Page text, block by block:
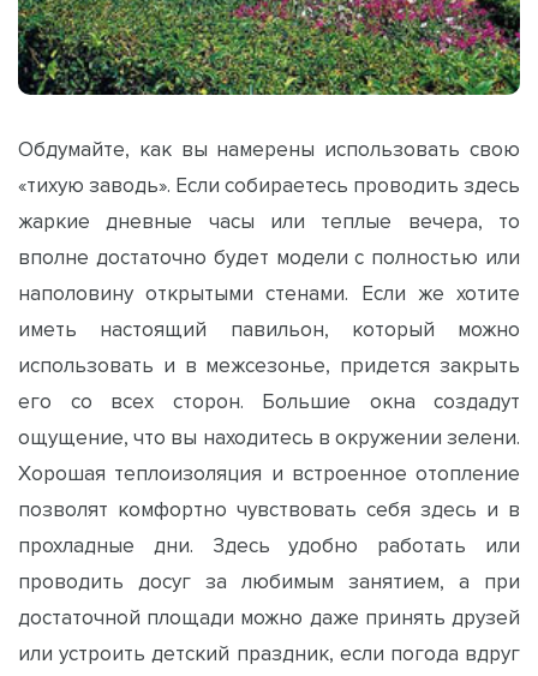
Обдумайте, как вы намерены использовать свою
«тихую заводь». Если собираетесь проводить здесь
жаркие дневные часы или теплые вечера, то
вполне достаточно будет модели с полностью или
наполовину открытыми стенами. Если же хотите
иметь настоящий павильон, который можно
использовать и в межсезонье, придется закрыть
его со всех сторон. Большие окна создадут
ощущение, что вы находитесь в окружении зелени.
Хорошая теплоизоляция и встроенное отопление
позволят комфортно чувствовать себя здесь и в
прохладные дни. Здесь удобно работать или
проводить досуг за любимым занятием, а при
достаточной площади можно даже принять друзей
или устроить детский праздник, если погода вдруг